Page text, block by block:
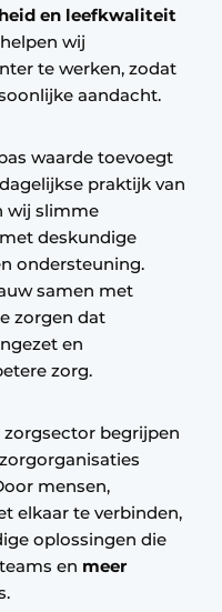
en leefkwaliteit
wij
te werken, zodat
aandacht.
waarde toevoegt
praktijk van
wij slimme
deskundige
ondersteuning.
samen met
zorgen dat
en
zorg.
begrijpen
mensen,
elkaar te verbinden,
oplossingen die
en meer